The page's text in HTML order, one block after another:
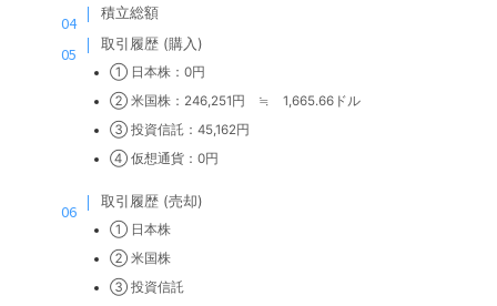
積立総額
取引履歴 (購入)
① 日本株：0円
② 米国株：246,251円 ≒ 1,665.66ドル
③ 投資信託：45,162円
④ 仮想通貨：0円
取引履歴 (売却)
① 日本株
② 米国株
③ 投資信託